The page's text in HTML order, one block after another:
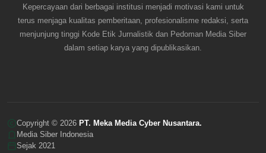
Kepercayaan dari berbagai institusi menjadi motivasi kami untuk
terus menjaga kualitas pemberitaan, profesionalisme redaksi, serta
menjunjung tinggi Kode Etik Jurnalistik dan Pedoman Media Siber
dalam setiap karya yang dipublikasikan.
Copyright © 2026 PT. Meka Media Cyber Nusantara.
Media Siber Indonesia
Sejak 2021